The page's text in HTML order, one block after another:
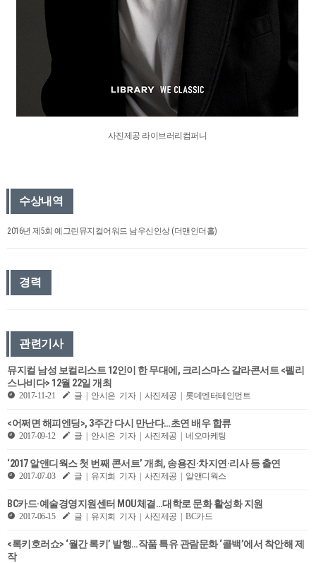
사진제공 라이브러리컴퍼니
수상내역
2016년 제5회 예그린뮤지컬어워드 남우신인상 (더맨인더홀)
경력
관련기사
뮤지컬 남성 보컬리스트 12인이 한 무대에, 크리스마스 갈라콘서트 <펠리
스나비다> 12월 22일 개최
2017-11-21 글 | 안시은 기자 | 사진제공 | 롯데엔터테인먼트
<어쩌면 해피엔딩>, 3주간 다시 만난다…초연 배우 합류
2017-09-12 글 | 안시은 기자 | 사진제공 | 네오마케팅
‘2017 알앤디웍스 첫 번째 콘서트’ 개최, 송용진·차지연·리사 등 출연
2017-07-03 글 | 유지희 기자 | 사진제공 | 알앤디웍스
BC카드·예술경영지원센터 MOU체결…대학로 문화 활성화 지원
2017-06-15 글 | 유지희 기자 | 사진제공 | BC카드
<록키호러쇼> ​​‘월간 록키’ 발행…작품 특유 관람문화 ‘콜백’에서 착안해 제
작